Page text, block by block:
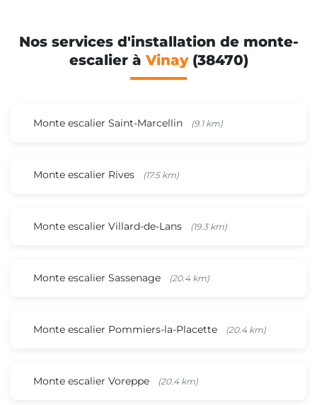
Nos services d'installation de monte-
escalier à Vinay(38470)
Monte escalier Saint-Marcellin (9.1 km)
Monte escalier Rives (17.5 km)
Monte escalier Villard-de-Lans (19.3 km)
Monte escalier Sassenage (20.4 km)
Monte escalier Pommiers-la-Placette (20.4 km)
Monte escalier Voreppe (20.4 km)